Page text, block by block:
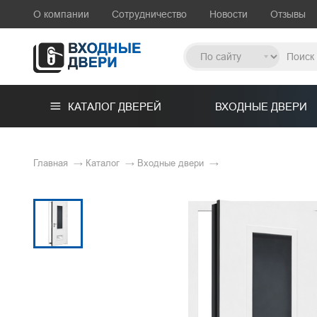
О компании Сотрудничество Новости Отзывы
КАТАЛОГ ДВЕРЕЙ
По ценовому сегменту
По назначению
С
ВХОДНЫЕ ДВЕРИ
Главная → Каталог → Входные двери →